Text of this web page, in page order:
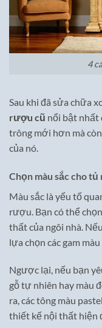
4
Sau khi đã sửa chữa
rượu cũ nổi bật nhất
trông mới hơn mà
của nó.
Chọn màu sắc cho
Màu sắc là yếu tố
rượu. Bạn có thể
thất của ngôi nhà.
lựa chọn các gam
Ngược lại, nếu bạn
gỗ tự nhiên hay màu
ra, các tông màu
thiết kế nội thất hiện